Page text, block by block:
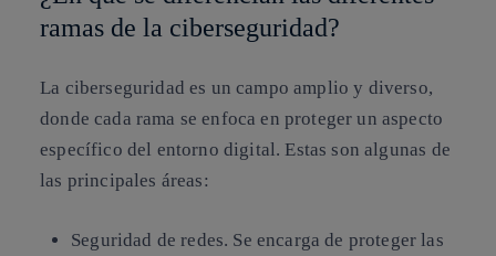
ramas de la ciberseguridad?
La ciberseguridad es un campo amplio y diverso,
donde cada rama se enfoca en proteger un aspecto
específico del entorno digital. Estas son algunas de
las principales áreas:
Seguridad de redes. Se encarga de proteger las